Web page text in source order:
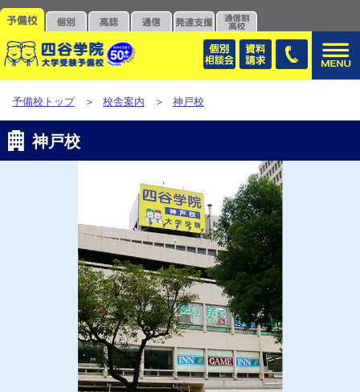
予備校トップ＞校舎案内＞神戸校
神戸校